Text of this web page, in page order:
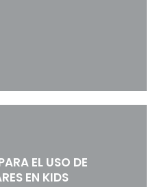
EL USO DE
EN KIDS